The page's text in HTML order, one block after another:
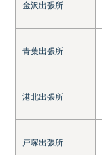
金沢出張所
青葉出張所
港北出張所
戸塚出張所